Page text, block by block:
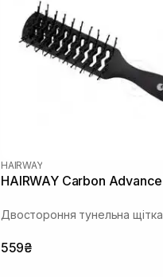
HAIRWAY
HAIRWAY Carbon Advance
Двостороння тунельна щітка
559₴